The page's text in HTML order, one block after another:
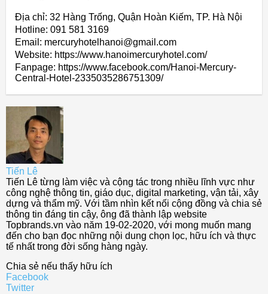
Địa chỉ: 32 Hàng Trống, Quận Hoàn Kiếm, TP. Hà Nội
Hotline: 091 581 3169
Email: mercuryhotelhanoi@gmail.com
Website: https://www.hanoimercuryhotel.com/
Fanpage: https://www.facebook.com/Hanoi-Mercury-
Central-Hotel-2335035286751309/
Tiến Lê
Tiến Lê từng làm việc và cộng tác trong nhiều lĩnh vực như
công nghệ thông tin, giáo dục, digital marketing, vận tải, xây
dựng và thẩm mỹ. Với tầm nhìn kết nối cộng đồng và chia sẻ
thông tin đáng tin cậy, ông đã thành lập website
Topbrands.vn vào năm 19-02-2020, với mong muốn mang
đến cho bạn đọc những nội dung chọn lọc, hữu ích và thực
tế nhất trong đời sống hàng ngày.
Chia sẻ nếu thấy hữu ích
Facebook
Twitter